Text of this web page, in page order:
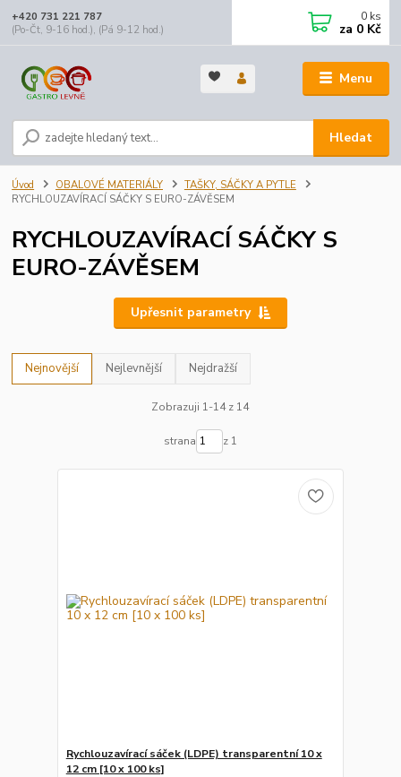
Menu
Hledat
+420 731 221 787
(Po-Čt, 9-16 hod.), (Pá 9-12 hod.)
0 ks
za 0 Kč
Úvod OBALOVÉ MATERIÁLY
TAŠKY, SÁČKY A PYTLE
RYCHLOUZAVÍRACÍ SÁČKY S EURO-ZÁVĚSEM
RYCHLOUZAVÍRACÍ SÁČKY S
EURO-ZÁVĚSEM
Upřesnit parametry
Nejnovější Nejlevnější Nejdražší
Zobrazuji 1-14 z 14
strana z 1
Rychlouzavírací sáček (LDPE) transparentní 10 x
12 cm [10 x 100 ks]